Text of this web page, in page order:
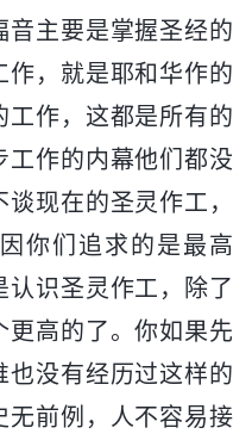
音主要是掌握圣经的
作，就是耶和华作的
工作，这都是所有的
工作的内幕他们都没
现在的圣灵作工，
你们追求的是最高
识圣灵作工，除了
更高的了。你如果先
也没有经历过这样的
无前例，人不容易接